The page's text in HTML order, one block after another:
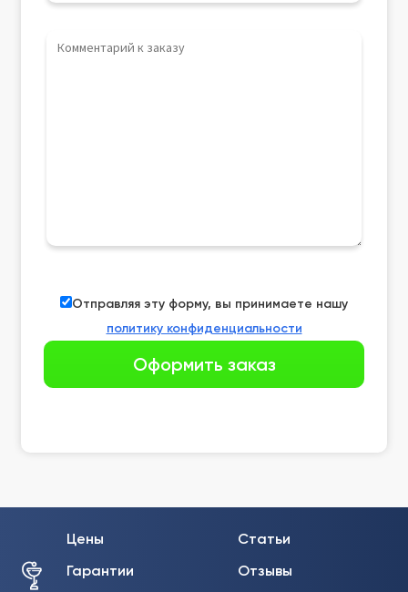
Отправляя эту форму, вы принимаете нашу
политику конфиденциальности
Цены
Гарантии
Статьи
Отзывы